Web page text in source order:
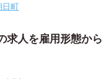
日町
求人を雇用形態から